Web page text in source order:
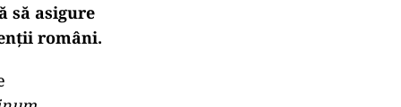
să asigure
români.